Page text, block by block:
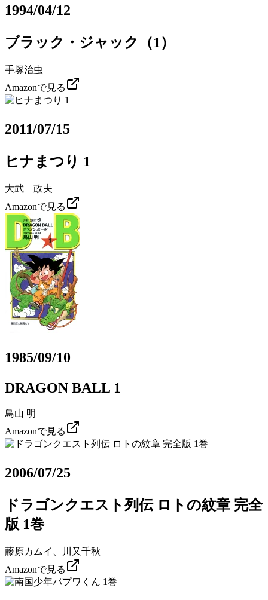
1994/04/12
ブラック・ジャック（1）
手塚治虫
Amazonで見る
2011/07/15
ヒナまつり 1
大武 政夫
Amazonで見る
1985/09/10
DRAGON BALL 1
鳥山 明
Amazonで見る
2006/07/25
ドラゴンクエスト列伝 ロトの紋章 完全
版 1巻
藤原カムイ、川又千秋
Amazonで見る